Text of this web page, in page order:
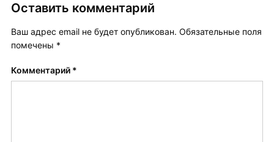
Оставить комментарий
Ваш адрес email не будет опубликован. Обязательные поля
помечены *
Комментарий *